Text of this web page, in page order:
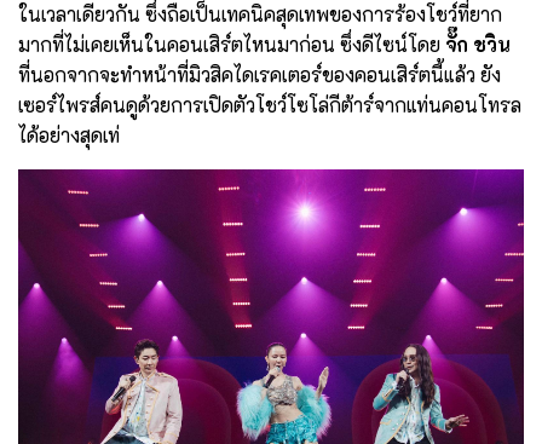
ในเวลาเดียวกัน ซึ่งถือเป็นเทคนิคสุดเทพของการร้องโชว์ที่ยาก
มากที่ไม่เคยเห็นในคอนเสิร์ตไหนมาก่อน ซึ่งดีไซน์โดย จั๊ก ชวิน
ที่นอกจากจะทำหน้าที่มิวสิคไดเรคเตอร์ของคอนเสิร์ตนี้แล้ว ยัง
เซอร์ไพรส์คนดูด้วยการเปิดตัวโชว์โซโล่กีต้าร์จากแท่นคอนโทรล
ได้อย่างสุดเท่